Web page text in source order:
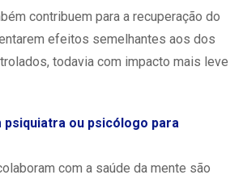
contribuem para a recuperação do
efeitos semelhantes aos dos
todavia com impacto mais leve
ou psicólogo para
com a saúde da mente são